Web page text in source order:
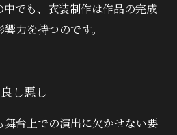
でも、衣装制作は作品の完成
力を持つのです。
し悪し
台上での演出に欠かせない要